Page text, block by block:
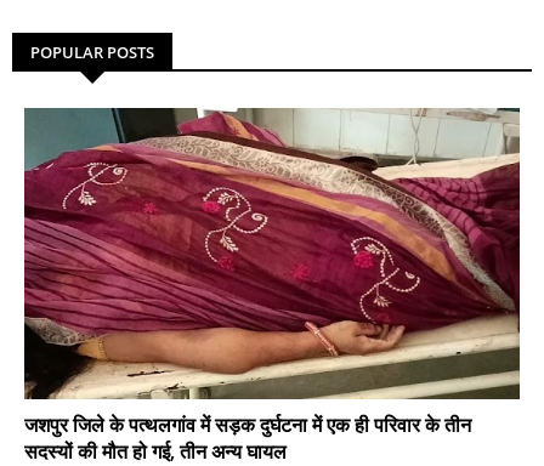
POPULAR POSTS
जशपुर जिले के पत्थलगांव में सड़क दुर्घटना में एक ही परिवार के तीन
सदस्यों की मौत हो गई, तीन अन्य घायल